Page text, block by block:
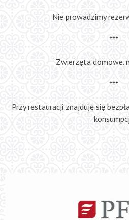
Nie prowadzimy
***
Zwierzęta domowe.
***
Przy restauracji znajduję się